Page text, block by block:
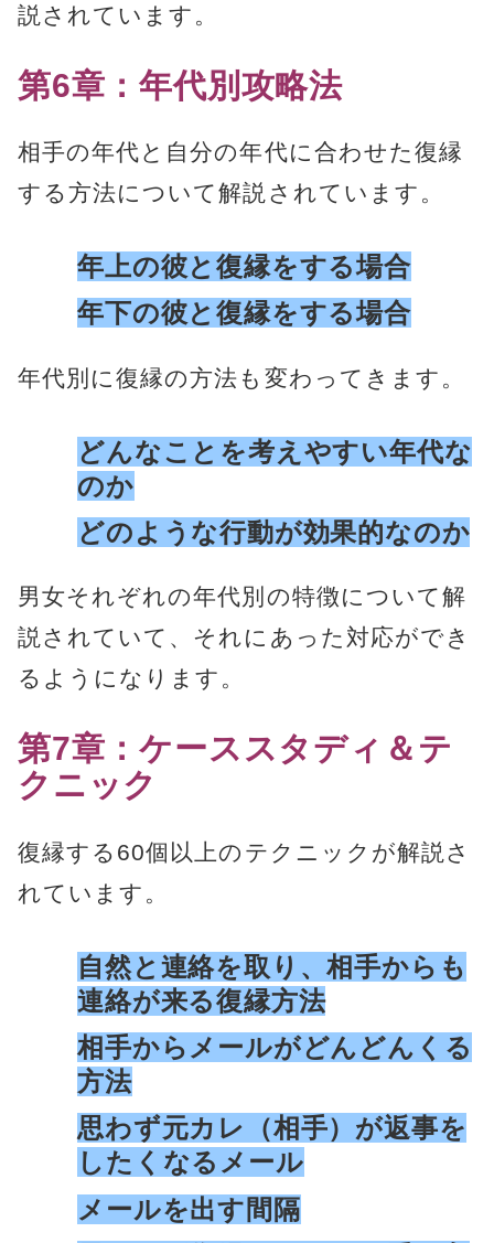
説されています。
第6章：年代別攻略法
相手の年代と自分の年代に合わせた復縁
する方法について解説されています。
年上の彼と復縁をする場合
年下の彼と復縁をする場合
年代別に復縁の方法も変わってきます。
どんなことを考えやすい年代な
のか
どのような行動が効果的なのか
男女それぞれの年代別の特徴について解
説されていて、それにあった対応ができ
るようになります。
第7章：ケーススタディ＆テ
クニック
復縁する60個以上のテクニックが解説さ
れています。
自然と連絡を取り、相手からも
連絡が来る復縁方法
相手からメールがどんどんくる
方法
思わず元カレ（相手）が返事を
したくなるメール
メールを出す間隔